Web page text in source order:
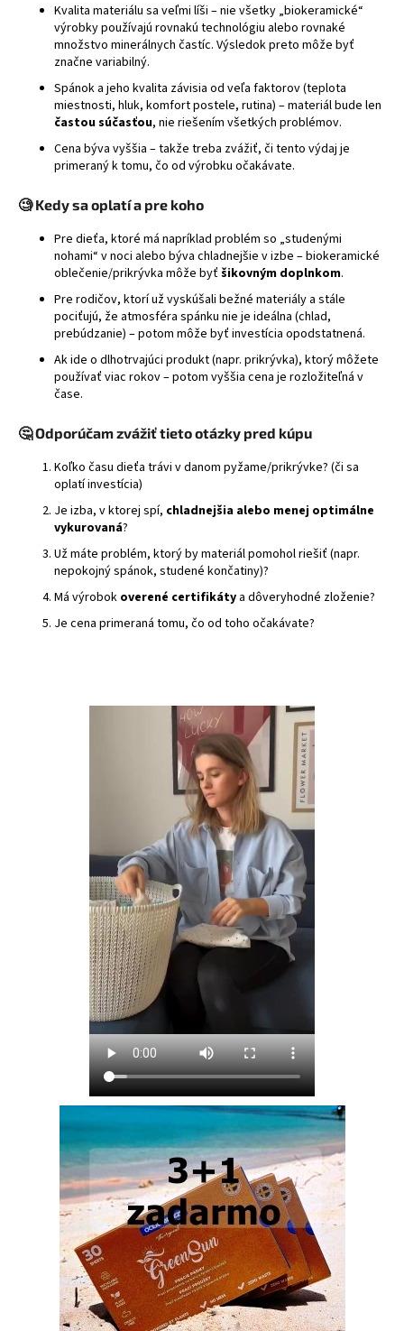
Kvalita materiálu sa veľmi líši – nie všetky „biokeramické“
výrobky používajú rovnakú technológiu alebo rovnaké
množstvo minerálnych častíc. Výsledok preto môže byť
značne variabilný.
Spánok a jeho kvalita závisia od veľa faktorov (teplota
miestnosti, hluk, komfort postele, rutina) – materiál bude len
častou súčasťou, nie riešením všetkých problémov.
Cena býva vyššia – takže treba zvážiť, či tento výdaj je
primeraný k tomu, čo od výrobku očakávate.
🧐 Kedy sa oplatí a pre koho
Pre dieťa, ktoré má napríklad problém so „studenými
nohami“ v noci alebo býva chladnejšie v izbe – biokeramické
oblečenie/prikrývka môže byťšikovným doplnkom.
Pre rodičov, ktorí už vyskúšali bežné materiály a stále
pociťujú, že atmosféra spánku nie je ideálna (chlad,
prebúdzanie) – potom môže byť investícia opodstatnená.
Ak ide o dlhotrvajúci produkt (napr. prikrývka), ktorý môžete
používať viac rokov – potom vyššia cena je rozložiteľná v
čase.
🤔 Odporúčam zvážiť tieto otázky pred kúpu
Koľko času dieťa trávi v danom pyžame/prikrývke? (či sa
oplatí investícia)
Je izba, v ktorej spí, chladnejšia alebo menej optimálne
vykurovaná?
Už máte problém, ktorý by materiál pomohol riešiť (napr.
nepokojný spánok, studené končatiny)?
Má výrobok overené certifikáty a dôveryhodné zloženie?
Je cena primeraná tomu, čo od toho očakávate?